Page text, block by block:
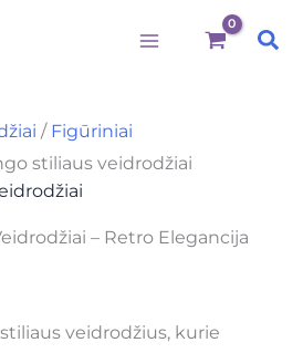
/ Figūriniai
stiliaus veidrodžiai
– Retro Elegancija
veidrodžius, kurie